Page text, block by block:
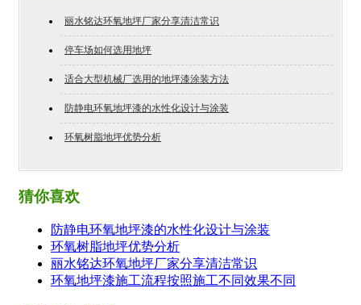
丽水铭达环氧地坪厂家分享清洁常识
停车场如何选用地坪
适合大型机械厂选用的地坪漆涂装方法
防静电环氧地坪漆的水性化设计与涂装
环氧树脂地坪优势分析
猜你喜欢
防静电环氧地坪漆的水性化设计与涂装
环氧树脂地坪优势分析
丽水铭达环氧地坪厂家分享清洁常识
环氧地坪漆施工流程按照施工不同效果不同